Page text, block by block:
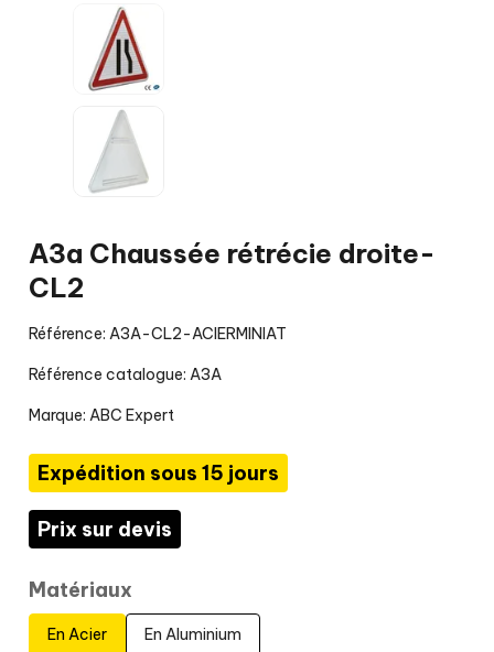
A3a Chaussée rétrécie droite-
CL2
Référence: A3A-CL2-ACIERMINIAT
Référence catalogue: A3A
Marque: ABC Expert
Expédition sous 15 jours
Prix sur devis
Matériaux
En Acier En Aluminium